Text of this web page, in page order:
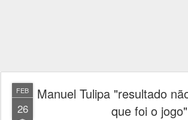
FEB
26
Manuel Tulipa "resultado
que foi o jogo"